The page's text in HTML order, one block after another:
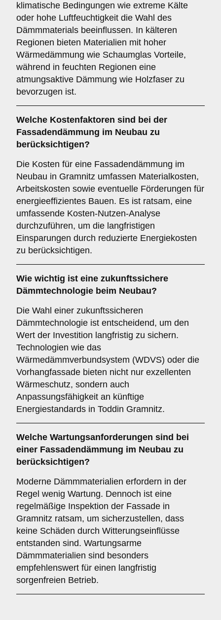
klimatische Bedingungen wie extreme Kälte
oder hohe Luftfeuchtigkeit die Wahl des
Dämmmaterials beeinflussen. In kälteren
Regionen bieten Materialien mit hoher
Wärmedämmung wie Schaumglas Vorteile,
während in feuchten Regionen eine
atmungsaktive Dämmung wie Holzfaser zu
bevorzugen ist.
Welche Kostenfaktoren sind bei der
Fassadendämmung im Neubau zu
berücksichtigen?
Die Kosten für eine Fassadendämmung im
Neubau in Gramnitz umfassen Materialkosten,
Arbeitskosten sowie eventuelle Förderungen für
energieeffizientes Bauen. Es ist ratsam, eine
umfassende Kosten-Nutzen-Analyse
durchzuführen, um die langfristigen
Einsparungen durch reduzierte Energiekosten
zu berücksichtigen.
Wie wichtig ist eine zukunftssichere
Dämmtechnologie beim Neubau?
Die Wahl einer zukunftssicheren
Dämmtechnologie ist entscheidend, um den
Wert der Investition langfristig zu sichern.
Technologien wie das
Wärmedämmverbundsystem (WDVS) oder die
Vorhangfassade bieten nicht nur exzellenten
Wärmeschutz, sondern auch
Anpassungsfähigkeit an künftige
Energiestandards in Toddin Gramnitz.
Welche Wartungsanforderungen sind bei
einer Fassadendämmung im Neubau zu
berücksichtigen?
Moderne Dämmmaterialien erfordern in der
Regel wenig Wartung. Dennoch ist eine
regelmäßige Inspektion der Fassade in
Gramnitz ratsam, um sicherzustellen, dass
keine Schäden durch Witterungseinflüsse
entstanden sind. Wartungsarme
Dämmmaterialien sind besonders
empfehlenswert für einen langfristig
sorgenfreien Betrieb.